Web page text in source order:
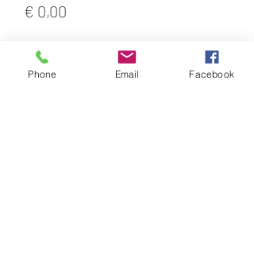
€ 0,00
Aantal
Phone Email Facebook